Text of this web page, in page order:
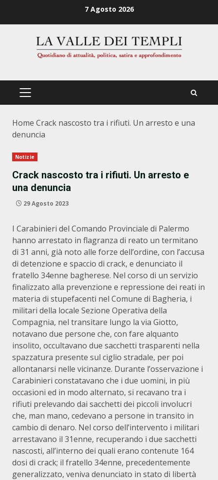
7 Agosto 2026
PRIMÄRES
Home Crack nascosto tra i rifiuti. Un arresto e una
denuncia
Notizie
Crack nascosto tra i rifiuti. Un arresto e
una denuncia
29 Agosto 2023
I Carabinieri del Comando Provinciale di Palermo
hanno arrestato in flagranza di reato un termitano
di 31 anni, già noto alle forze dell’ordine, con l’accusa
di detenzione e spaccio di crack, e denunciato il
fratello 34enne bagherese. Nel corso di un servizio
finalizzato alla prevenzione e repressione dei reati in
materia di stupefacenti nel Comune di Bagheria, i
militari della locale Sezione Operativa della
Compagnia, nel transitare lungo la via Giotto,
notavano due persone che, con fare alquanto
insolito, occultavano due sacchetti trasparenti nella
spazzatura presente sul ciglio stradale, per poi
allontanarsi nelle vicinanze. Durante l’osservazione i
Carabinieri constatavano che i due uomini, in più
occasioni ed in modo alternato, si recavano tra i
rifiuti prelevando dai sacchetti dei piccoli involucri
che, man mano, cedevano a persone in transito in
cambio di denaro. Nel corso dell’intervento i militari
arrestavano il 31enne, recuperando i due sacchetti
nascosti, all’interno dei quali erano contenute 164
dosi di crack; il fratello 34enne, precedentemente
generalizzato, veniva denunciato in stato di libertà